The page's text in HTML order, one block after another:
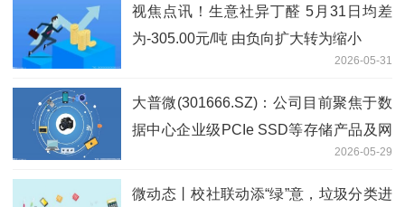
视焦点讯！生意社异丁醛 5月31日均差
为-305.00元/吨 由负向扩大转为缩小
2026-05-31
大普微(301666.SZ)：公司目前聚焦于数
据中心企业级PCIe SSD等存储产品及网
2026-05-29
微动态丨校社联动添“绿”意，垃圾分类进